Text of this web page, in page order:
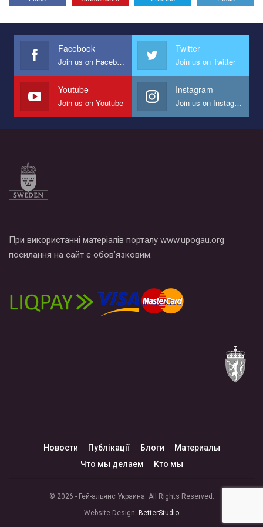
Facebook
Join us on Facebook
Twitter
Join us on Twitter
Youtube
Join us on Youtube
Instagram
Join us on Instagram
При використанні матеріалів порталу www.upogau.org
посилання на сайт є обов’язковим.
Новости Публікації Блоги
Материалы
Что мы делаем
Кто мы
© 2026 - Гей-альянс Украина. All Rights Reserved.
Website Design: BetterStudio